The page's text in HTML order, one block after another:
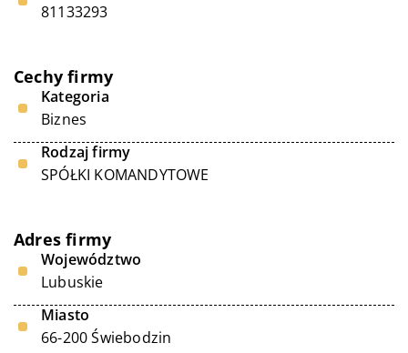
81133293
Cechy firmy
Kategoria
Biznes
Rodzaj firmy
SPÓŁKI KOMANDYTOWE
Adres firmy
Województwo
Lubuskie
Miasto
66-200 Świebodzin